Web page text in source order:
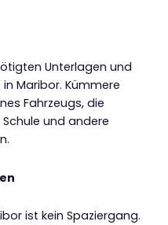
Unterlagen und
Maribor. Kümmere
Fahrzeugs, die
und andere
ist kein Spaziergang.